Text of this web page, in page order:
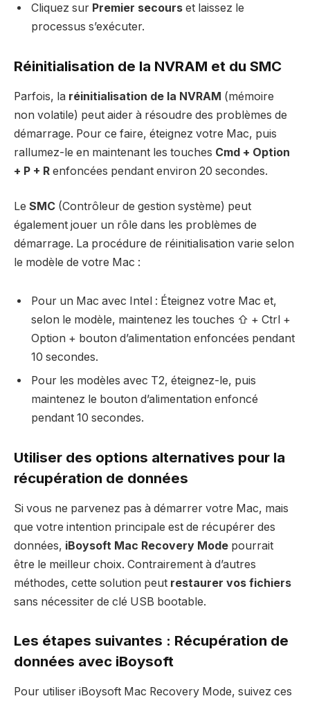
Cliquez sur Premier secours et laissez le
processus s’exécuter.
Réinitialisation de la NVRAM et du SMC
Parfois, la réinitialisation de la NVRAM (mémoire
non volatile) peut aider à résoudre des problèmes de
démarrage. Pour ce faire, éteignez votre Mac, puis
rallumez-le en maintenant les touches Cmd + Option
+ P + R enfoncées pendant environ 20 secondes.
Le SMC (Contrôleur de gestion système) peut
également jouer un rôle dans les problèmes de
démarrage. La procédure de réinitialisation varie selon
le modèle de votre Mac :
Pour un Mac avec Intel : Éteignez votre Mac et,
selon le modèle, maintenez les touches ⇧ + Ctrl +
Option + bouton d’alimentation enfoncées pendant
10 secondes.
Pour les modèles avec T2, éteignez-le, puis
maintenez le bouton d’alimentation enfoncé
pendant 10 secondes.
Utiliser des options alternatives pour la
récupération de données
Si vous ne parvenez pas à démarrer votre Mac, mais
que votre intention principale est de récupérer des
données, iBoysoft Mac Recovery Mode pourrait
être le meilleur choix. Contrairement à d’autres
méthodes, cette solution peut restaurer vos fichiers
sans nécessiter de clé USB bootable.
Les étapes suivantes : Récupération de
données avec iBoysoft
Pour utiliser iBoysoft Mac Recovery Mode, suivez ces